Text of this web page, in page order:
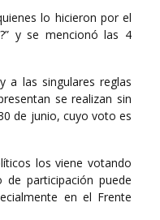
lo hicieron por el
y se mencionó las 4
a las singulares reglas
se realizan sin
de junio, cuyo voto es
los viene votando
participación puede
en el Frente